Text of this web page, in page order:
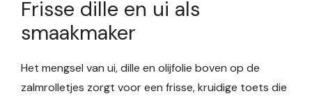
Frisse dille en ui als
smaakmaker
Het mengsel van ui, dille en olijfolie boven op de
zalmrolletjes zorgt voor een frisse, kruidige toets die